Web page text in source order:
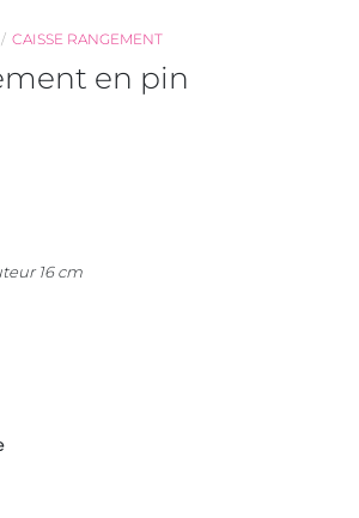
CAISSE RANGEMENT
en pin
16 cm